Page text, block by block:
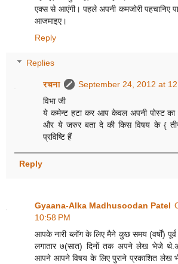
एक्स से आएंगी। पहले अपनी कमजोरी पहचानिए
आजमाइए।
Reply
Replies
रचना
September 24, 2012 at
विभा जी
ये कमेन्ट हटा कर आप केवल अपनी पोस्ट
और ये जरुर बता दे की किस विषय के {
प्रविष्टि हैं
Reply
Gyaana-Alka Madhusoodan Patel
10:58 PM
आपके नारी ब्लॉग के लिए मैने कुछ समय (वर्षों)
लगातार ७(सात) दिनों तक अपने लेख भेजे
आपने आपने विषय के लिए पुराने प्रकाशित लेख